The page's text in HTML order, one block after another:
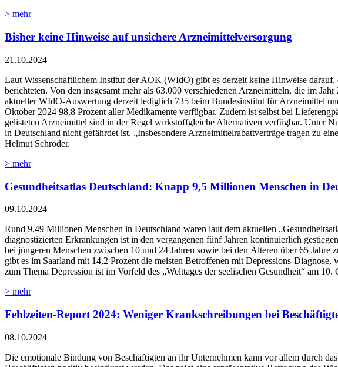
> mehr
Bisher keine Hinweise auf unsichere Arzneimittelversorgung
21.10.2024
Laut Wissenschaftlichem Institut der AOK (WIdO) gibt es derzeit keine Hinweise
berichteten. Von den insgesamt mehr als 63.000 verschiedenen Arzneimitteln, die im
aktueller WIdO-Auswertung derzeit lediglich 735 beim Bundesinstitut für Arzneimittel
Oktober 2024 98,8 Prozent aller Medikamente verfügbar. Zudem ist selbst bei
gelisteten Arzneimittel sind in der Regel wirkstoffgleiche Alternativen verfügbar. Unter
in Deutschland nicht gefährdet ist. „Insbesondere Arzneimittelrabattverträge tragen zu
Helmut Schröder.
> mehr
Gesundheitsatlas Deutschland: Knapp 9,5 Millionen Menschen in
09.10.2024
Rund 9,49 Millionen Menschen in Deutschland waren laut dem aktuellen
diagnostizierten Erkrankungen ist in den vergangenen fünf Jahren kontinuierlich
bei jüngeren Menschen zwischen 10 und 24 Jahren sowie bei den Älteren über 65
gibt es im Saarland mit 14,2 Prozent die meisten Betroffenen mit Depressions-
zum Thema Depression ist im Vorfeld des „Welttages der seelischen Gesundheit“ am
> mehr
Fehlzeiten-Report 2024: Weniger Krankschreibungen bei
08.10.2024
Die emotionale Bindung von Beschäftigten an ihr Unternehmen kann vor allem durch